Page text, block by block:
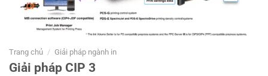
Trang chủ / Giải pháp ngành in
Giải pháp CIP 3